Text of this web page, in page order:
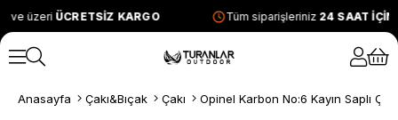
ve üzeri ÜCRETSİZ KARGO Tüm siparişleriniz 24 SAAT
Anasayfa Çakı&Bıçak Çakı Opinel Karbon No:6 Kayın Saplı Çakı